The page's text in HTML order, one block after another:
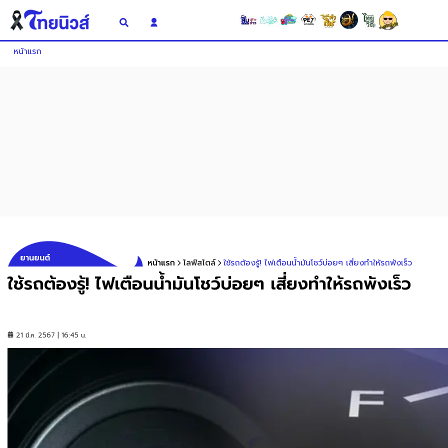
หน้าแรก
ยานยนต์ หน้าแรก ไลฟ์สไตล์ ใช้รถต้องรู้! ไฟเตือนน้ำมันโชว์บ่อยๆ เสี่ยงทำให้รถพังเร็ว
ใช้รถต้องรู้! ไฟเตือนน้ำมันโชว์บ่อยๆ เสี่ยงทำให้รถพังเร็ว
21 มี.ค. 2567 | 16:45 น.